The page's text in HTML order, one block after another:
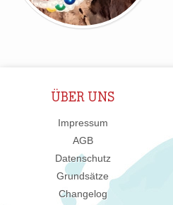
ÜBER UNS
Impressum
AGB
Datenschutz
Grundsätze
Changelog